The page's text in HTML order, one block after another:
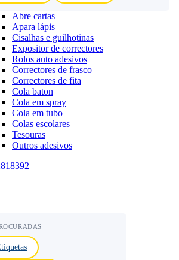
Abre cartas
Apara lápis
Cisalhas e guilhotinas
Expositor de correctores
Rolos auto adesivos
Correctores de frasco
Correctores de fita
Cola baton
Cola em spray
Cola em tubo
Colas escolares
Tesouras
Outros adesivos